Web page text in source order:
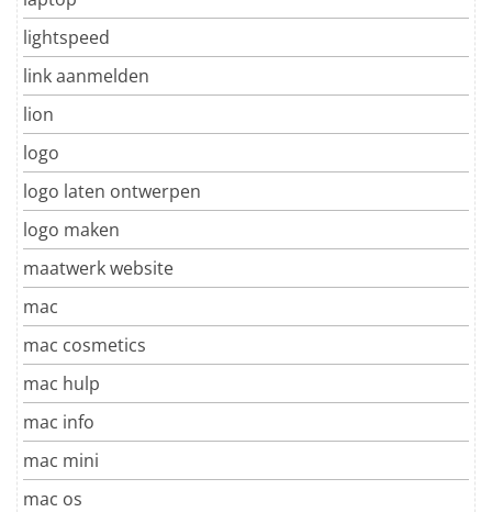
lightspeed
link aanmelden
lion
logo
logo laten ontwerpen
logo maken
maatwerk website
mac
mac cosmetics
mac hulp
mac info
mac mini
mac os